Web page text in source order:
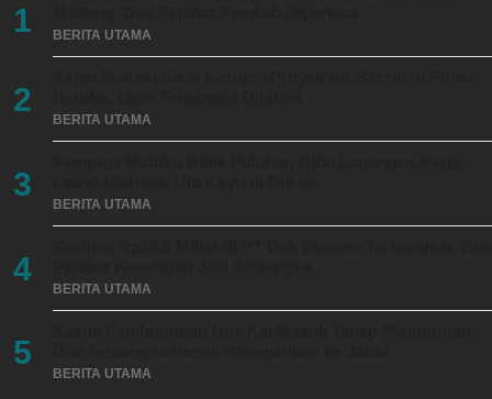
1 BERITA UTAMA
2
BERITA UTAMA
3
BERITA UTAMA
4
BERITA UTAMA
5
BERITA UTAMA